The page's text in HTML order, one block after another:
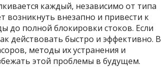
каждый, независимо от типа
возникнуть внезапно и привести к
до полной блокировки стоков. Если
действовать быстро и эффективно. В
методы их устранения и
этой проблемы в будущем.